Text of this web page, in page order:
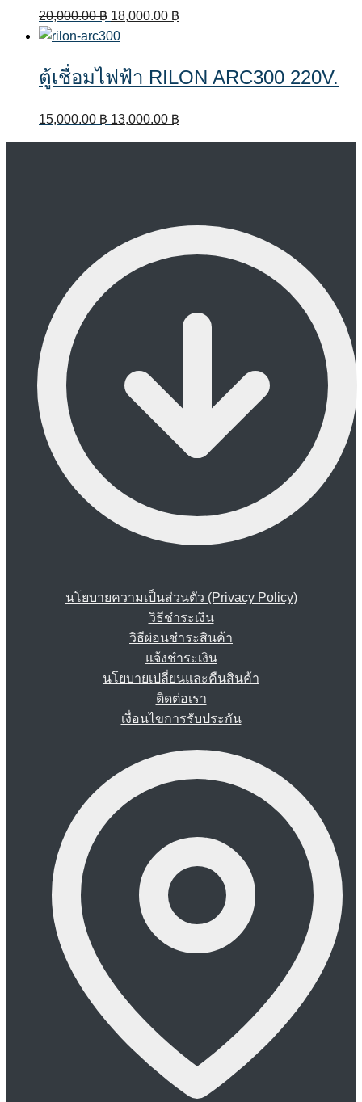
20,000.00฿ Original
price
20,000.00 ฿.
18,000.00 ฿
18,000.00 ฿.
ตู้เชื่อมไฟฟ้า RILON ARC300 220V.
15,000.00฿ Original
13,000.00 ฿
นโยบายความเป็นส่วนตัว (Privacy Policy)
วิธีชำระเงิน
วิธีผ่อนชำระสินค้า
แจ้งชำระเงิน
นโยบายเปลี่ยนและคืนสินค้า
ติดต่อเรา
เงื่อนไขการรับประกัน